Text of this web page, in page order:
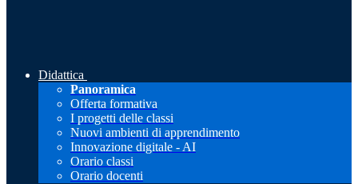
Didattica
Panoramica
Offerta formativa
I progetti delle classi
Nuovi ambienti di apprendimento
Innovazione digitale - AI
Orario classi
Orario docenti